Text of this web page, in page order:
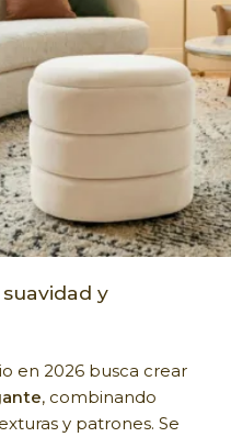
y
en 2026 busca crear
, combinando
y patrones. Se